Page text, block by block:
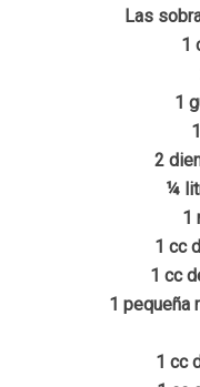
Las
1
1
2
¼
1
1 cc
1 cc
1 pequeña
1 cc